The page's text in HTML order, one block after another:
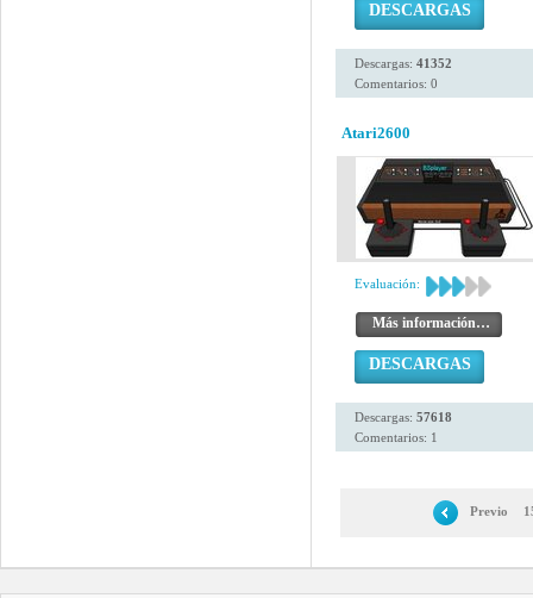
DESCARGAS
Descargas: 41352
Comentarios: 0
Atari2600
Evaluación:
Más información…
DESCARGAS
Descargas: 57618
Comentarios: 1
Previo